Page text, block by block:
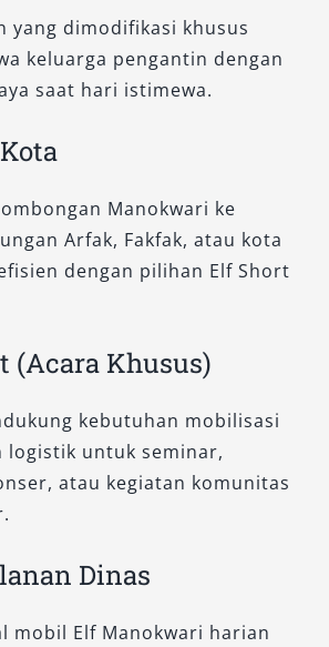
Elf NLR hadir sebagai
dunia rental mobil Elf.
desain eksterior yang
dan hemat bahan bakar.
hingga 20 penumpang, Elf
untuk kebutuhan event besar,
maupun charter
Sistem suspensi terbaru
lebih menyenangkan.
Elf murah tipe NLR menjadi
yang mengutamakan
efisiensi operasional.
Sesuai Kebutuhan
Wisata
bahwa setiap
kebutuhan yang berbeda.
yang dimodifikasi khusus
keluarga pengantin dengan
saat hari istimewa.
Manokwari ke
Arfak, Fakfak, atau kota
dengan pilihan Elf Short
(Acara Khusus)
kebutuhan mobilisasi
logistik untuk seminar,
atau kegiatan komunitas
Dinas
mobil Elf Manokwari harian